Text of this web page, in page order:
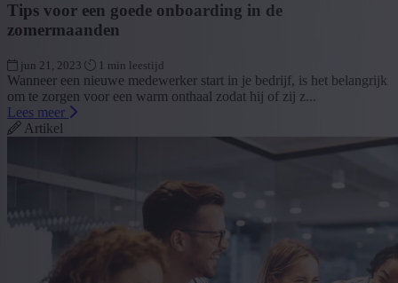
Tips voor een goede onboarding in de
zomermaanden
jun 21, 2023 1 min leestijd
Wanneer een nieuwe medewerker start in je bedrijf, is het belangrijk
om te zorgen voor een warm onthaal zodat hij of zij z...
Lees meer
Artikel